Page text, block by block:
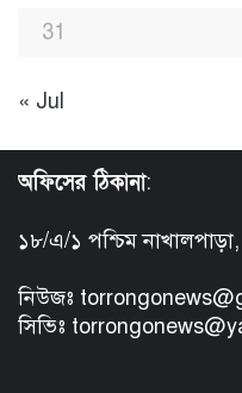
31
« Jul
অফিসের ঠিকানা:
১৮/এ/১ পশ্চিম
নিউজঃ
সিভিঃ